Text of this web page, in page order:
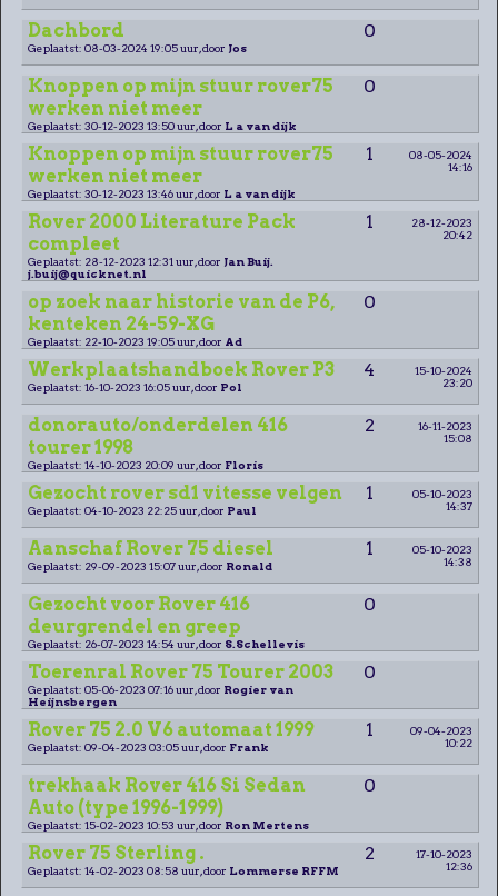
Dachbord 0
Geplaatst: 08-03-2024 19:05 uur, door Jos
Knoppen op mijn stuur rover75
werken niet meer
0
Geplaatst: 30-12-2023 13:50 uur, door L a van dijk
Knoppen op mijn stuur rover75
werken niet meer
1
08-05-2024
14:16
Geplaatst: 30-12-2023 13:46 uur, door L a van dijk
Rover 2000 Literature Pack
compleet
1
28-12-2023
20:42
Geplaatst: 28-12-2023 12:31 uur, door Jan Buij.
j.buij@quicknet.nl
op zoek naar historie van de P6,
kenteken 24-59-XG
0
Geplaatst: 22-10-2023 19:05 uur, door Ad
Werkplaatshandboek Rover P3 4
15-10-2024
23:20
Geplaatst: 16-10-2023 16:05 uur, door Pol
donorauto/onderdelen 416
tourer 1998
2
16-11-2023
15:08
Geplaatst: 14-10-2023 20:09 uur, door Floris
Gezocht rover sd1 vitesse velgen 1
05-10-2023
14:37
Geplaatst: 04-10-2023 22:25 uur, door Paul
Aanschaf Rover 75 diesel 1
05-10-2023
14:38
Geplaatst: 29-09-2023 15:07 uur, door Ronald
Gezocht voor Rover 416
deurgrendel en greep
0
Geplaatst: 26-07-2023 14:54 uur, door S.Schellevis
Toerenral Rover 75 Tourer 2003 0
Geplaatst: 05-06-2023 07:16 uur, door Rogier van
Heijnsbergen
Rover 75 2.0 V6 automaat 1999 1
09-04-2023
10:22
Geplaatst: 09-04-2023 03:05 uur, door Frank
trekhaak Rover 416 Si Sedan
Auto (type 1996-1999)
0
Geplaatst: 15-02-2023 10:53 uur, door Ron Mertens
Rover 75 Sterling . 2
17-10-2023
12:36
Geplaatst: 14-02-2023 08:58 uur, door Lommerse RFFM